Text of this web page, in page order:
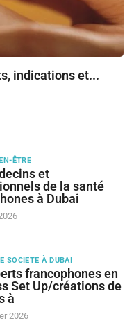
indications et...
ÊTRE
et
de la santé
à Dubai
SOCIETE À DUBAI
francophones en
Set Up/créations de
à
2026